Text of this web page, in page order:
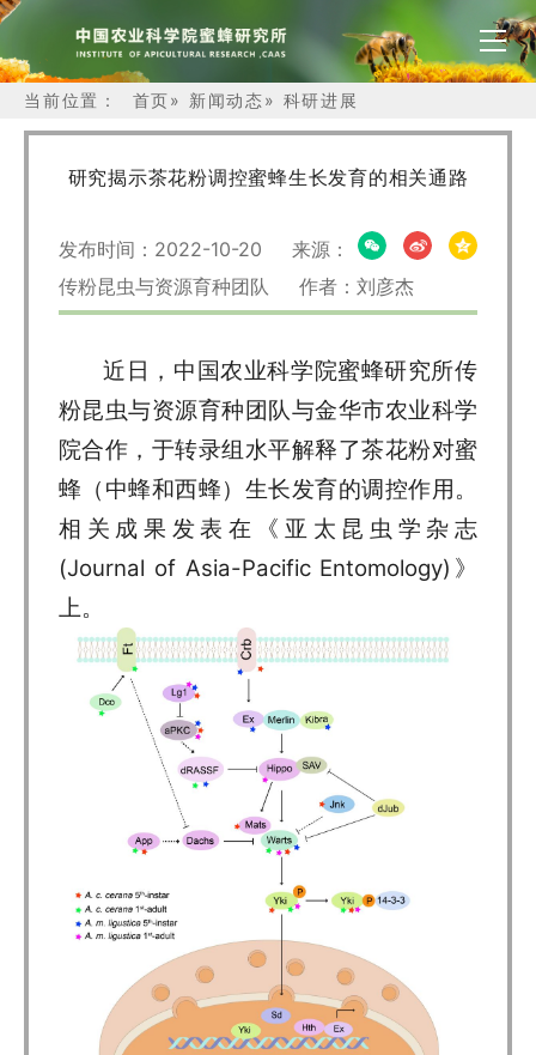
当前位置： 首页» 新闻动态» 科研进展
研究揭示茶花粉调控蜜蜂生长发育的相关通路
发布时间：2022-10-20 来源：
传粉昆虫与资源育种团队 作者：刘彦杰
近日，中国农业科学院蜜蜂研究所传
粉昆虫与资源育种团队与金华市农业科学
院合作，于转录组水平解释了茶花粉对蜜
蜂（中蜂和西蜂）生长发育的调控作用。
相关成果发表在《亚太昆虫学杂志
(Journal of Asia-Pacific Entomology)》
上。